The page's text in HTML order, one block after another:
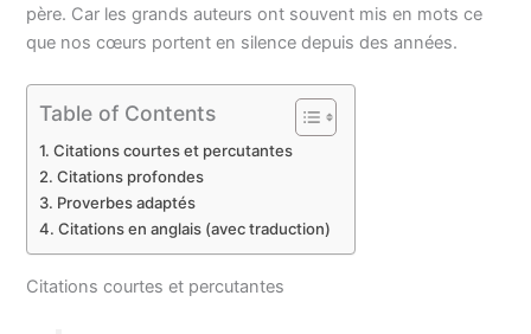
père. Car les grands auteurs ont souvent mis en mots ce
que nos cœurs portent en silence depuis des années.
Table of Contents
Citations courtes et percutantes
Citations profondes
Proverbes adaptés
Citations en anglais (avec traduction)
Citations courtes et percutantes